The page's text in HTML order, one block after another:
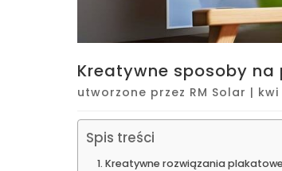
Kreatywne sposoby
utworzone przez RM Solar | kwi
Spis treści
Kreatywne rozwiązania